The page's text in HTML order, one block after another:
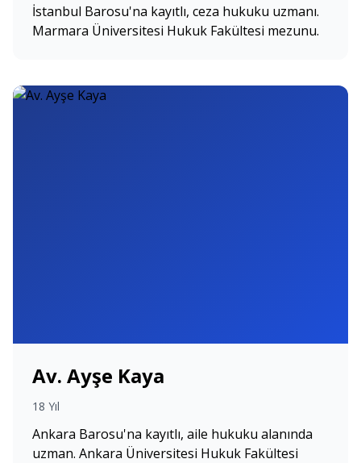
İstanbul Barosu'na kayıtlı, ceza hukuku uzmanı.
Marmara Üniversitesi Hukuk Fakültesi mezunu.
Av. Ayşe Kaya
18 Yıl
Ankara Barosu'na kayıtlı, aile hukuku alanında
uzman. Ankara Üniversitesi Hukuk Fakültesi